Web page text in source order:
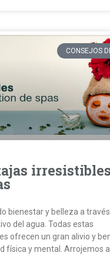
CONSEJOS
bienestar y belleza a través
del agua. Todas estas
ofrecen un gran alivio y
física y mental. Arrojemos